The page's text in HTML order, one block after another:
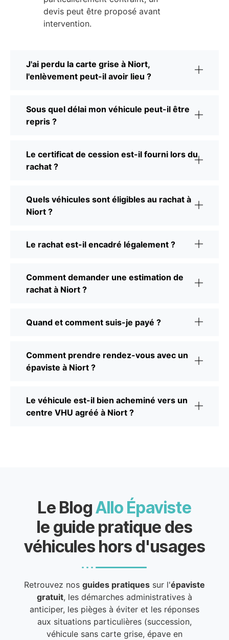
devis peut être proposé avant
intervention.
J'ai perdu la carte grise à Niort,
l'enlèvement peut-il avoir lieu ?
Sous quel délai mon véhicule peut-il être
repris ?
Le certificat de cession est-il fourni lors du
rachat ?
Quels véhicules sont éligibles au rachat à
Niort ?
Le rachat est-il encadré légalement ?
Comment demander une estimation de
rachat à Niort ?
Quand et comment suis-je payé ?
Comment prendre rendez-vous avec un
épaviste à Niort ?
Le véhicule est-il bien acheminé vers un
centre VHU agréé à Niort ?
Le BlogAllo Épaviste
le guide pratique des
véhicules hors d'usages
Retrouvez nos guides pratiquessur l'épaviste
gratuit, les démarches administratives à
anticiper, les pièges à éviter et les réponses
aux situations particulières (succession,
véhicule sans carte grise, épave en